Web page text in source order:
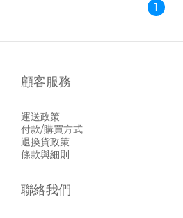
1
顧客服務
運送政策
付款/購買方式
退換貨政策
條款與細則
聯絡我們